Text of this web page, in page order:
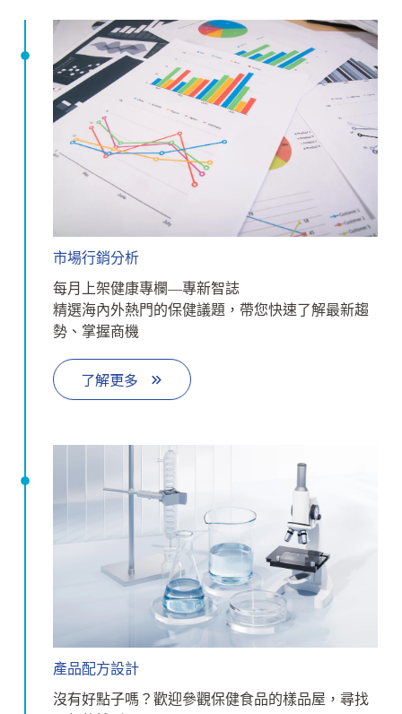
市場行銷分析
每月上架健康專欄—專新智誌
精選海內外熱門的保健議題，帶您快速了解最新趨
勢、掌握商機
了解更多
產品配方設計
沒有好點子嗎？歡迎參觀保健食品的樣品屋，尋找